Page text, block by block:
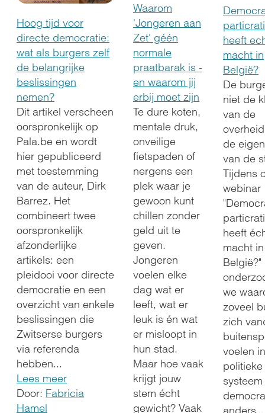
Hoog tijd voor
directe democratie:
wat als burgers zelf
de belangrijke
beslissingen
nemen?
Dit artikel verscheen
oorspronkelijk op
Pala.be en wordt
hier gepubliceerd
met toestemming
van de auteur, Dirk
Barrez. Het
combineert twee
oorspronkelijk
afzonderlijke
artikels: een
pleidooi voor directe
democratie en een
overzicht van enkele
beslissingen die
Zwitserse burgers
via referenda
hebben...
Lees meer
Door: Fabricia
Hamel
Waarom
'Jongeren aan
Zet' géén
normale
praatbarak is -
en waarom jij
erbij moet zijn
Te dure koten,
mentale druk,
onveilige
fietspaden of
nergens een
plek waar je
gewoon kunt
chillen zonder
geld uit te
geven.
Jongeren
voelen elke
dag wat er
leeft, wat er
leuk is én wat
er misloopt in
hun stad.
Maar hoe vaak
krijgt jouw
stem écht
gewicht? Vaak
heeft
macht in
België?
De
niet de
van de
de
van de
Tijdens
webinar
heeft
macht in
België?"
we
zoveel
zich
voelen
politieke